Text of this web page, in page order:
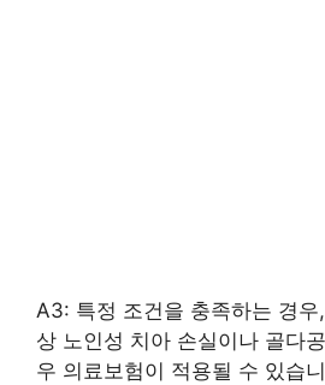
A3: 특정 조건을 충족하는 경
상 노인성 치아 손실이나 골다
우 의료보험이 적용될 수 있습